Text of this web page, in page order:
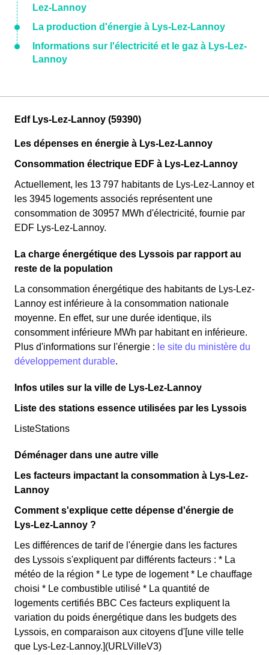
Lez-Lannoy
La production d'énergie à Lys-Lez-Lannoy
Informations sur l'électricité et le gaz à Lys-Lez-
Lannoy
Edf Lys-Lez-Lannoy (59390)
Les dépenses en énergie à Lys-Lez-Lannoy
Consommation électrique EDF à Lys-Lez-Lannoy
Actuellement, les 13 797 habitants de Lys-Lez-Lannoy et
les 3945 logements associés représentent une
consommation de 30957 MWh d'électricité, fournie par
EDF Lys-Lez-Lannoy.
La charge énergétique des Lyssois par rapport au
reste de la population
La consommation énergétique des habitants de Lys-Lez-
Lannoy est inférieure à la consommation nationale
moyenne. En effet, sur une durée identique, ils
consomment inférieure MWh par habitant en inférieure.
Plus d'informations sur l'énergie : le site du ministère du
développement durable.
Infos utiles sur la ville de Lys-Lez-Lannoy
Liste des stations essence utilisées par les Lyssois
ListeStations
Déménager dans une autre ville
Les facteurs impactant la consommation à Lys-Lez-
Lannoy
Comment s'explique cette dépense d'énergie de
Lys-Lez-Lannoy ?
Les différences de tarif de l'énergie dans les factures
des Lyssois s'expliquent par différents facteurs : * La
météo de la région * Le type de logement * Le chauffage
choisi * Le combustible utilisé * La quantité de
logements certifiés BBC Ces facteurs expliquent la
variation du poids énergétique dans les budgets des
Lyssois, en comparaison aux citoyens d'[une ville telle
que Lys-Lez-Lannoy.](URLVilleV3)